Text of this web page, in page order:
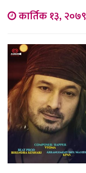
कार्तिक १३, २०७९